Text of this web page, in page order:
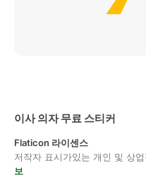
이사 의자 무료 스티커
Flaticon 라이센스
저작자 표시가있는 개인 및 상
보